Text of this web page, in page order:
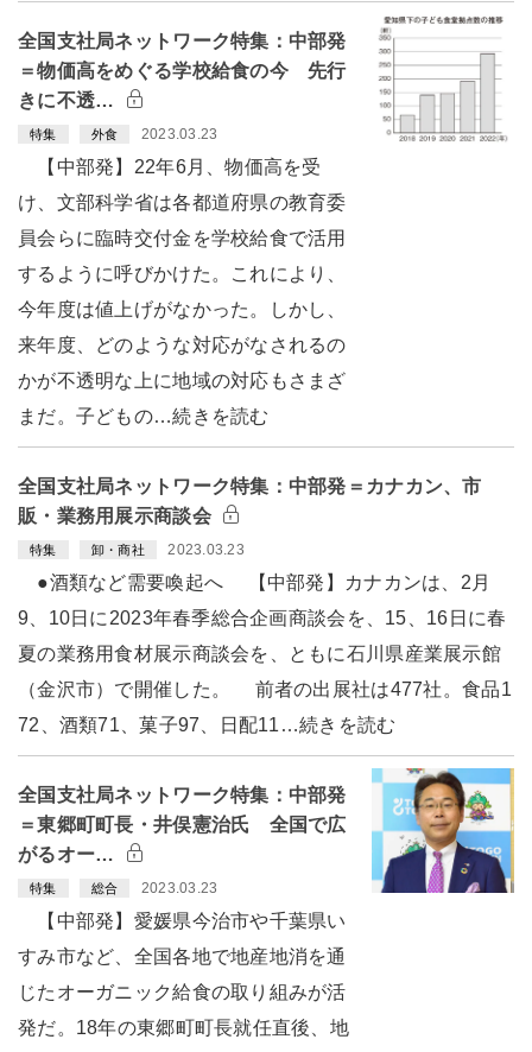
全国支社局ネットワーク特集：中部発
＝物価高をめぐる学校給食の今 先行
きに不透…
特集 外食 2023.03.23
【中部発】22年6月、物価高を受
け、文部科学省は各都道府県の教育委
員会らに臨時交付金を学校給食で活用
するように呼びかけた。これにより、
今年度は値上げがなかった。しかし、
来年度、どのような対応がなされるの
かが不透明な上に地域の対応もさまざ
まだ。子どもの…続きを読む
全国支社局ネットワーク特集：中部発＝カナカン、市
販・業務用展示商談会
特集 卸・商社 2023.03.23
●酒類など需要喚起へ 【中部発】カナカンは、2月
9、10日に2023年春季総合企画商談会を、15、16日に春
夏の業務用食材展示商談会を、ともに石川県産業展示館
（金沢市）で開催した。 前者の出展社は477社。食品1
72、酒類71、菓子97、日配11…続きを読む
全国支社局ネットワーク特集：中部発
＝東郷町町長・井俣憲治氏 全国で広
がるオー…
特集 総合 2023.03.23
【中部発】愛媛県今治市や千葉県い
すみ市など、全国各地で地産地消を通
じたオーガニック給食の取り組みが活
発だ。18年の東郷町町長就任直後、地